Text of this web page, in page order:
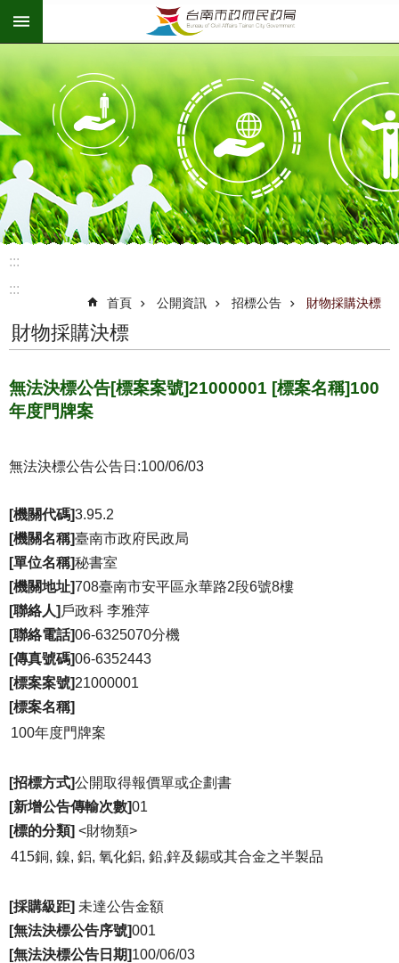
跳到主要內容區塊
:::
:::
首頁 公開資訊 招標公告 財物採購決標
財物採購決標
無法決標公告[標案案號]21000001 [標案名稱]100
年度門牌案
無法決標公告公告日:100/06/03
[機關代碼]3.95.2
[機關名稱]臺南市政府民政局
[單位名稱]秘書室
[機關地址]708臺南市安平區永華路2段6號8樓
[聯絡人] 戶政科 李雅萍
[聯絡電話]06-6325070分機
[傳真號碼]06-6352443
[標案案號]21000001
[標案名稱]
100年度門牌案
[招標方式]公開取得報價單或企劃書
[新增公告傳輸次數]01
[標的分類] <財物類>
415銅, 鎳, 鋁, 氧化鋁, 鉛,鋅及錫或其合金之半製品
[採購級距] 未達公告金額
[無法決標公告序號]001
[無法決標公告日期]100/06/03